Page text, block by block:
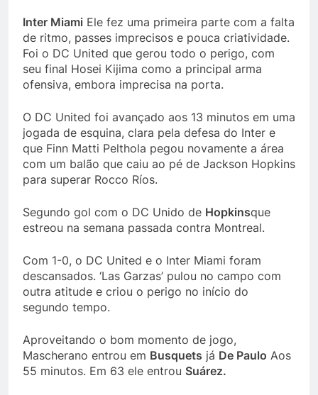
Inter Miami Ele fez uma primeira parte com a falta
de ritmo, passes imprecisos e pouca criatividade.
Foi o DC United que gerou todo o perigo, com
seu final Hosei Kijima como a principal arma
ofensiva, embora imprecisa na porta.
O DC United foi avançado aos 13 minutos em uma
jogada de esquina, clara pela defesa do Inter e
que Finn Matti Pelthola pegou novamente a área
com um balão que caiu ao pé de Jackson Hopkins
para superar Rocco Ríos.
Segundo gol com o DC Unido de Hopkinsque
estreou na semana passada contra Montreal.
Com 1-0, o DC United e o Inter Miami foram
descansados. ‘Las Garzas’ pulou no campo com
outra atitude e criou o perigo no início do
segundo tempo.
Aproveitando o bom momento de jogo,
Mascherano entrou em Busquets já De Paulo Aos
55 minutos. Em 63 ele entrou Suárez.